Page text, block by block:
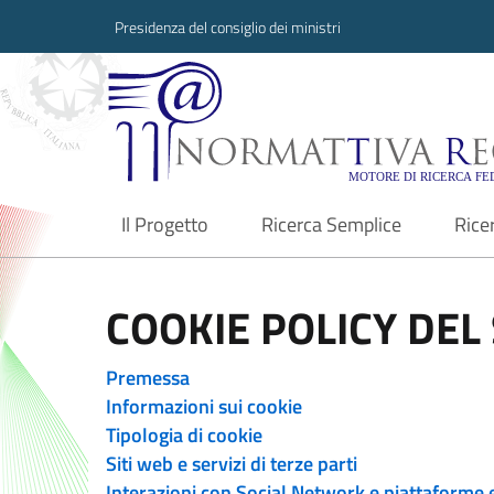
Presidenza del consiglio dei ministri
Normattiva
Il Progetto
current Ricerca Semplice
COOKIE POLICY
Premessa
Informazioni sui cookie
Tipologia di cookie
Siti web e servizi di terze parti